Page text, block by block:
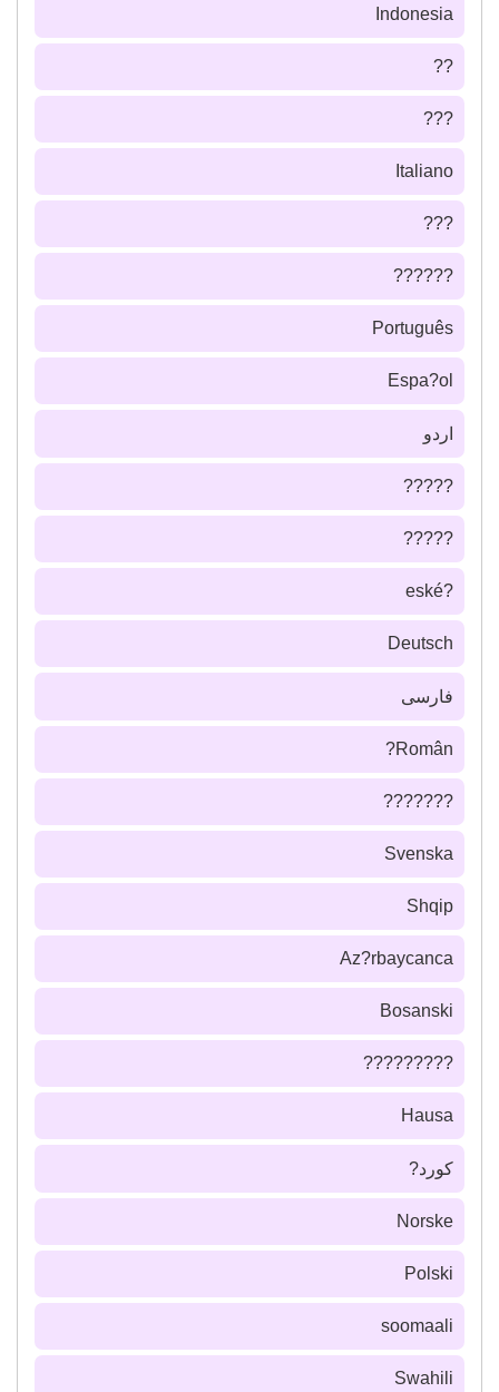
Indonesia
??
???
Italiano
???
??????
Português
Espa?ol
اردو
?????
?????
?eské
Deutsch
فارسى
Român?
???????
Svenska
Shqip
Az?rbaycanca
Bosanski
?????????
Hausa
كورد?
Norske
Polski
soomaali
Swahili